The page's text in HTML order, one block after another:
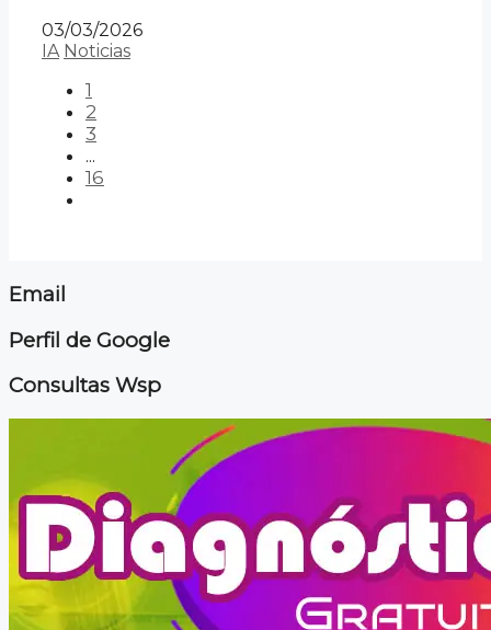
03/03/2026
IA Noticias
1
2
3
...
16
Email
Perfil de Google
Consultas Wsp